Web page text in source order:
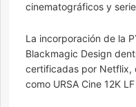
cinematográficos y
La incorporación de la
Blackmagic Design
certificadas por Netflix,
como URSA Cine 12K